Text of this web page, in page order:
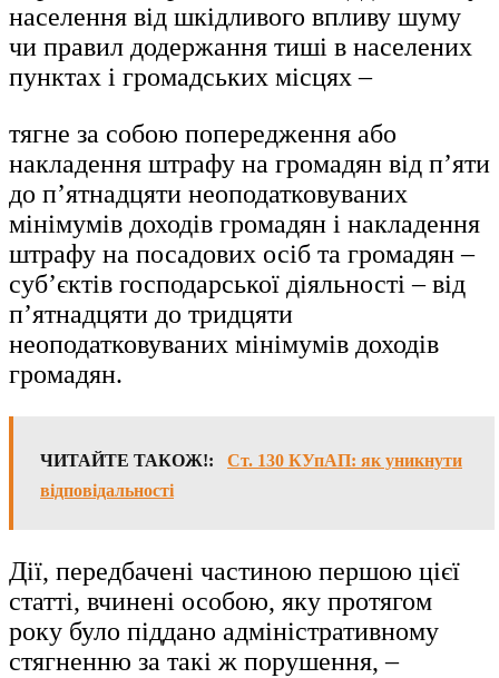
населення від шкідливого впливу шуму
чи правил додержання тиші в населених
пунктах і громадських місцях –
тягне за собою попередження або
накладення штрафу на громадян від п’яти
до п’ятнадцяти неоподатковуваних
мінімумів доходів громадян і накладення
штрафу на посадових осіб та громадян –
суб’єктів господарської діяльності – від
п’ятнадцяти до тридцяти
неоподатковуваних мінімумів доходів
громадян.
ЧИТАЙТЕ ТАКОЖ!:
Ст. 130 КУпАП: як уникнути
відповідальності
Дії, передбачені частиною першою цієї
статті, вчинені особою, яку протягом
року було піддано адміністративному
стягненню за такі ж порушення, –